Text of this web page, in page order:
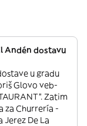
Andén dostavu
u gradu
Glovo veb-
Zatim
za Churrería -
De La